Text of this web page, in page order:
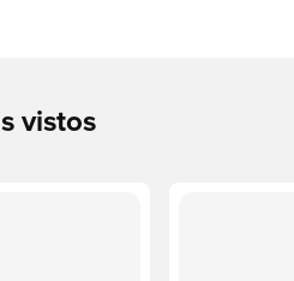
vistos